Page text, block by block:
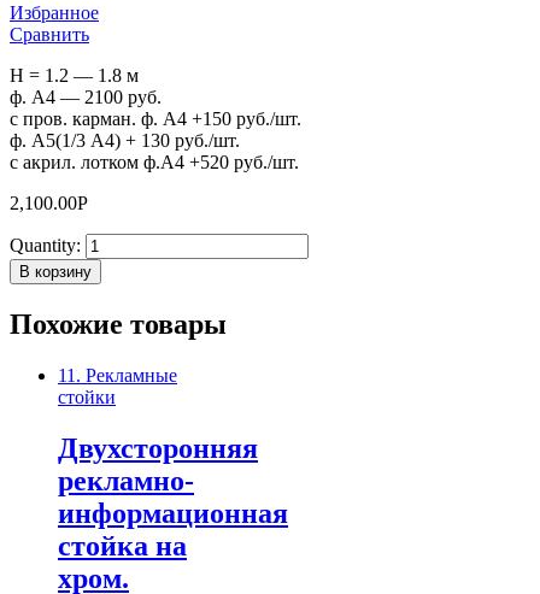
Избранное
Сравнить
H = 1.2 — 1.8 м
ф. А4 — 2100 руб.
с пров. карман. ф. А4 +150 руб./шт.
ф. А5(1/3 А4) + 130 руб./шт.
с акрил. лотком ф.А4 +520 руб./шт.
2,100.00Р
Quantity:
В корзину
Похожие товары
11. Рекламные
стойки
Двухсторонняя
рекламно-
информационная
стойка на
хром.